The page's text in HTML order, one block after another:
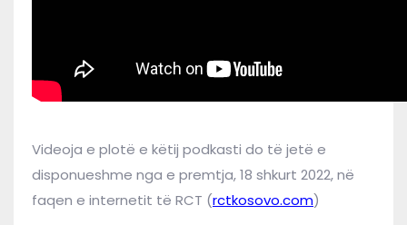
Videoja e plotë e këtij podkasti do të jetë e
disponueshme nga e premtja, 18 shkurt 2022, në
faqen e internetit të RCT (rctkosovo.com)